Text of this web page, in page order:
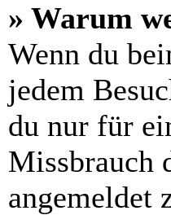
» Warum
Wenn du
jedem
du nur für
Missbrauch
angemeldet